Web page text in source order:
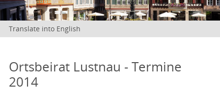
Translate into English
Ortsbeirat Lustnau - Termine
2014